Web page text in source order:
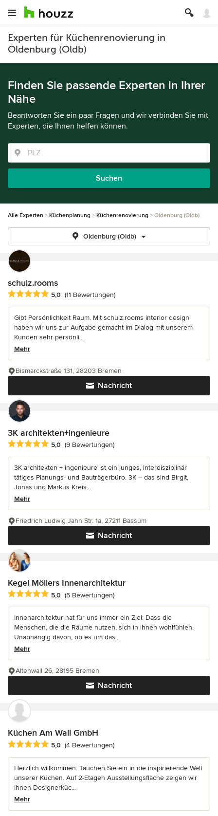
Experten für Küchenrenovierung in
Oldenburg (Oldb)
Finden Sie passende Experten in Ihrer
Nähe
Beantworten Sie ein paar Fragen und wir verbinden Sie mit
Experten, die Ihnen helfen können.
Suchen
Alle Experten Küchenplanung Küchenrenovierung Oldenburg (Oldb)
Oldenburg (Oldb)
schulz.rooms
Durchschnittliche Bewertung: 5 von 5 Sternen
5,0 (11 Bewertungen)
Gibt Persönlichkeit Raum. Mit schulz.rooms interior design
haben wir uns zur Aufgabe gemacht im Dialog mit unserem
Kunden sehr persönli...
Mehr
Nachricht
Bismarckstraße 131, 28203 Bremen
3K architekten+ingenieure
Durchschnittliche Bewertung: 5 von 5 Sternen
5,0 (9 Bewertungen)
3K architekten + ingenieure ist ein junges, interdisziplinär
tätiges Planungs- und Bauträgerbüro. 3K – das sind Birgit,
Jonas und Markus Kreis...
Mehr
Nachricht
Friedrich Ludwig Jahn Str. 1a, 27211 Bassum
Kegel Möllers Innenarchitektur
Durchschnittliche Bewertung: 5 von 5 Sternen
5,0 (5 Bewertungen)
Innenarchitektur hat für uns immer ein Ziel: Dass die
Menschen, die die Räume nutzen, sich in ihnen wohlfühlen.
Unabhängig davon, ob es um das...
Mehr
Nachricht
Altenwall 26, 28195 Bremen
Küchen Am Wall GmbH
Durchschnittliche Bewertung: 5 von 5 Sternen
5,0 (4 Bewertungen)
Herzlich willkommen: Tauchen Sie ein in die inspirierende Welt
unserer Küchen. Auf 2-Etagen Ausstellungsfläche zeigen wir
Ihnen Designerküc...
Mehr